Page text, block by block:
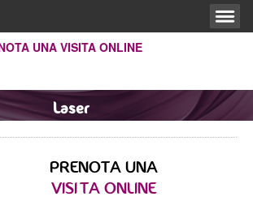
UNA VISITA ONLINE
Laser
PRENOTA UNA
VISITA ONLINE